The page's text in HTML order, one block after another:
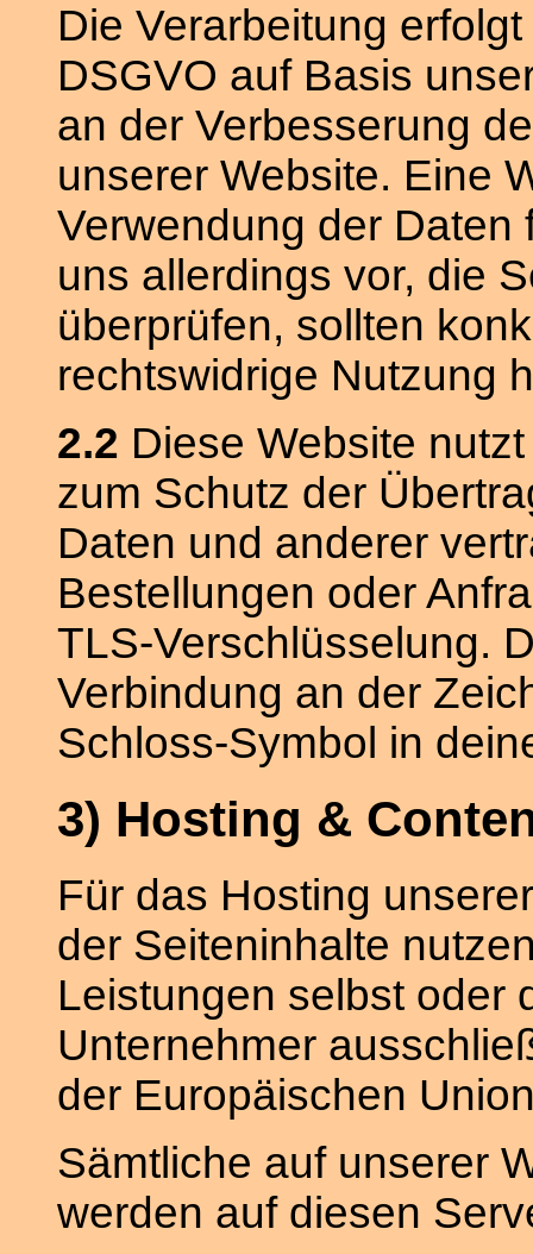
Die Verarbeitung
DSGVO auf Basis
an der Verbesserung
unserer Website. Eine
Verwendung der Daten
uns allerdings vor, die
überprüfen, sollten
rechtswidrige Nutzung
2.2 Diese Website
zum Schutz der
Daten und anderer
Bestellungen oder
TLS-Verschlüsselung.
Verbindung an der
Schloss-Symbol in
3) Hosting &
Für das Hosting
der Seiteninhalte
Leistungen selbst oder
Unternehmer
der Europäischen
Sämtliche auf unserer
werden auf diesen